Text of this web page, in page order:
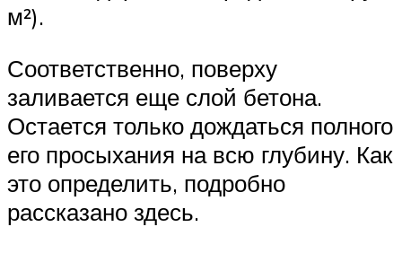
м²).
Соответственно, поверху
заливается еще слой бетона.
Остается только дождаться полного
его просыхания на всю глубину. Как
это определить, подробно
рассказано здесь.